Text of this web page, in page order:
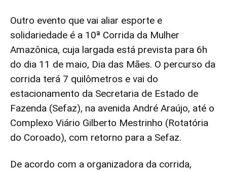
Outro evento que vai aliar esporte e
solidariedade é a 10ª Corrida da Mulher
Amazônica, cuja largada está prevista para 6h
do dia 11 de maio, Dia das Mães. O percurso da
corrida terá 7 quilômetros e vai do
estacionamento da Secretaria de Estado de
Fazenda (Sefaz), na avenida André Araújo, até o
Complexo Viário Gilberto Mestrinho (Rotatória
do Coroado), com retorno para a Sefaz.
De acordo com a organizadora da corrida,